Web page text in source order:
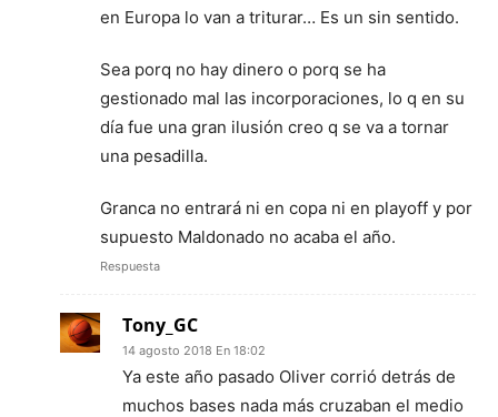
en Europa lo van a triturar… Es un sin sentido.
Sea porq no hay dinero o porq se ha
gestionado mal las incorporaciones, lo q en su
día fue una gran ilusión creo q se va a tornar
una pesadilla.
Granca no entrará ni en copa ni en playoff y por
supuesto Maldonado no acaba el año.
Respuesta
Tony_GC
14 agosto 2018 En 18:02
Ya este año pasado Oliver corrió detrás de
muchos bases nada más cruzaban el medio